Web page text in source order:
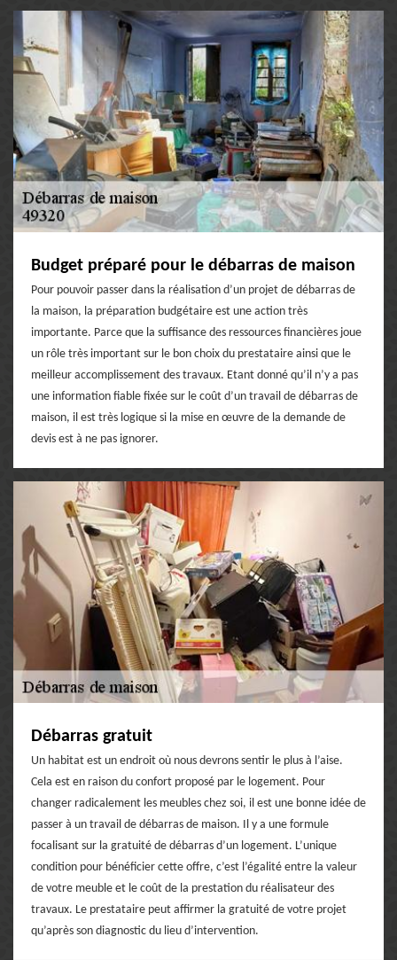
Budget préparé pour le débarras de maison
Pour pouvoir passer dans la réalisation d’un projet de débarras de
la maison, la préparation budgétaire est une action très
importante. Parce que la suffisance des ressources financières joue
un rôle très important sur le bon choix du prestataire ainsi que le
meilleur accomplissement des travaux. Etant donné qu’il n’y a pas
une information fiable fixée sur le coût d’un travail de débarras de
maison, il est très logique si la mise en œuvre de la demande de
devis est à ne pas ignorer.
Débarras gratuit
Un habitat est un endroit où nous devrons sentir le plus à l’aise.
Cela est en raison du confort proposé par le logement. Pour
changer radicalement les meubles chez soi, il est une bonne idée de
passer à un travail de débarras de maison. Il y a une formule
focalisant sur la gratuité de débarras d’un logement. L’unique
condition pour bénéficier cette offre, c’est l’égalité entre la valeur
de votre meuble et le coût de la prestation du réalisateur des
travaux. Le prestataire peut affirmer la gratuité de votre projet
qu’après son diagnostic du lieu d’intervention.